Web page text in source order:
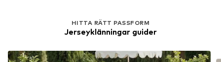
HITTA RÄTT PASSFORM
Jerseyklänningar guider